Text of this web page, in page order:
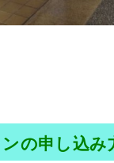
ンの申し込み